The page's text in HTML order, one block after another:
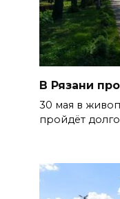
В Рязани
30 мая в
пройдёт